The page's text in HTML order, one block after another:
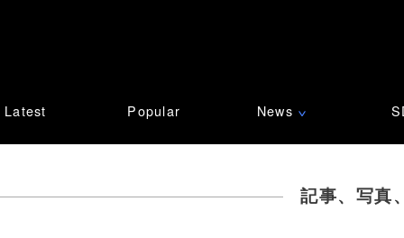
Latest Popular News ∨
記事、写真